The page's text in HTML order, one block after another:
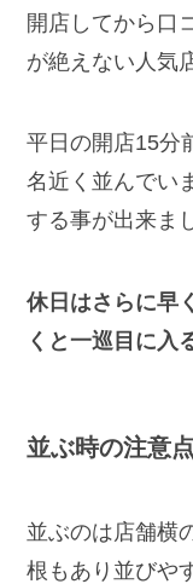
開店してから口
が絶えない人気
平日の開店15分
名近く並んでい
する事が出来ま
休日はさらに早
くと一巡目に入
並ぶ時の注意点
並ぶのは店舗横
根もあり並びや